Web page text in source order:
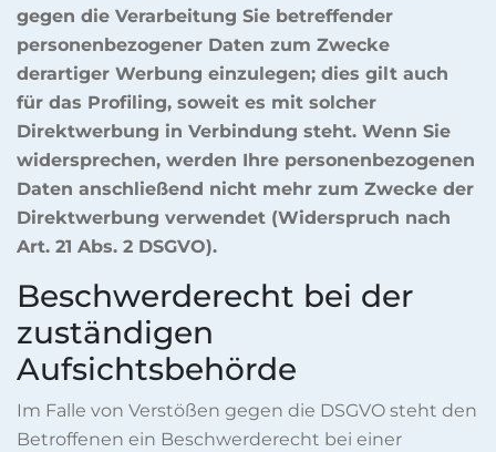
gegen die Verarbeitung Sie betreffender
personenbezogener Daten zum Zwecke
derartiger Werbung einzulegen; dies gilt auch
für das Profiling, soweit es mit solcher
Direktwerbung in Verbindung steht. Wenn Sie
widersprechen, werden Ihre personenbezogenen
Daten anschließend nicht mehr zum Zwecke der
Direktwerbung verwendet (Widerspruch nach
Art. 21 Abs. 2 DSGVO).
Beschwerderecht bei der
zuständigen
Aufsichtsbehörde
Im Falle von Verstößen gegen die DSGVO steht den
Betroffenen ein Beschwerderecht bei einer